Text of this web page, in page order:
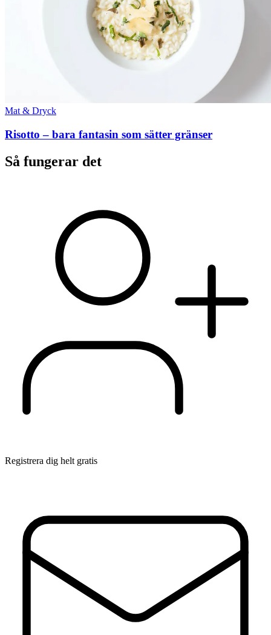
Mat & Dryck
Risotto – bara fantasin som sätter gränser
Så fungerar det
Registrera dig helt gratis